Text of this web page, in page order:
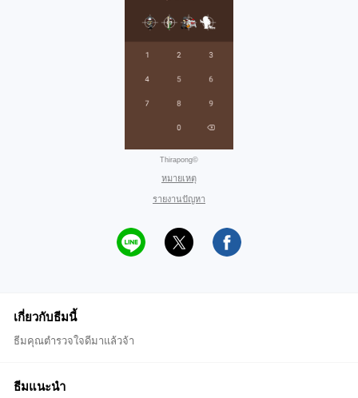
Thirapong©
หมายเหตุ
รายงานปัญหา
เกี่ยวกับธีมนี้
ธีมคุณตำรวจใจดีมาแล้วจ้า
ธีมแนะนำ